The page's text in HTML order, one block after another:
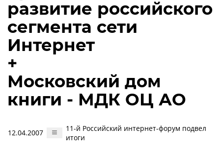
развитие российского
сегмента сети
Интернет
+
Московский дом
книги - МДК ОЦ АО
12.04.2007
11-й Российский интернет-форум подвел
итоги